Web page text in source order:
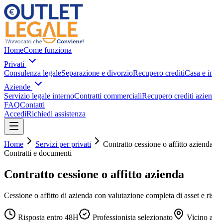
HomeCome funziona
Privati
Consulenza legaleSeparazione e divorzioRecupero creditiCasa e
Aziende
Servizio legale internoContratti commercialiRecupero crediti
FAQContatti
AccediRichiedi assistenza
Home Servizi per privati
Contratto cessione o affitto azienda
Contratti e documenti
Contratto cessione o affitto azienda
Cessione o affitto di azienda con valutazione completa di asset e
Risposta entro 48H Professionista selezionato
Vicino